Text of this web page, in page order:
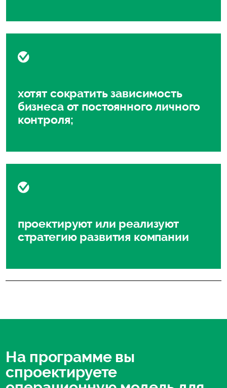
хотят сократить зависимость
бизнеса от постоянного личного
контроля;
проектируют или реализуют
стратегию развития компании
На программе вы
спроектируете